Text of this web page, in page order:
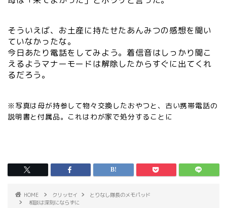
そういえば、お土産に持たせたあんみつの感想を聞い
ていなかったな。
今日あたり電話をしてみよう。着信音はしっかり聞こ
えるようマナーモードは解除したからすぐに出てくれ
るだろう。
※写真は母が持参して物々交換したおやつと、古い携帯電話の
説明書と付属品。これはわが家で処分することに
HOME クリッセイ
とりなし隊長のメモパッド
相談は深刻にならずに